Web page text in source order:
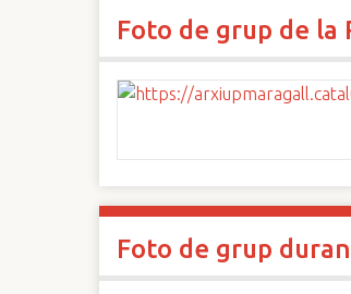
Foto de grup de la
Foto de grup